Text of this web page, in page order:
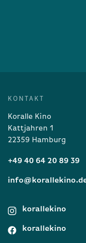
KONTAKT
Koralle Kino
Kattjahren 1
22359 Hamburg
+49 40 64 20 89 39
korallekino
korallekino